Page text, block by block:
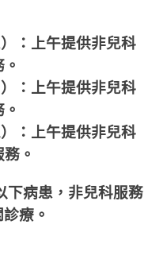
：上午提供非兒科
：上午提供非兒科
：上午提供非兒科
。
下病患，非兒科服務
療。